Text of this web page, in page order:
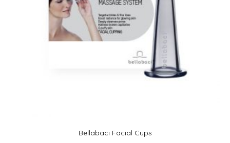
Bellabaci Facial Cups